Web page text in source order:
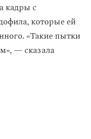
кадры с
которые ей
«Такие пытки
— сказала